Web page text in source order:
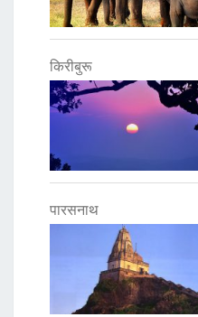
किरीबुरू
पारसनाथ